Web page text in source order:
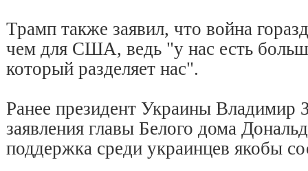
Трамп также заявил, что война
чем для США, ведь "у нас есть
который разделяет нас".
Ранее президент Украины Владимир
заявления главы Белого дома
поддержка среди украинцев якобы